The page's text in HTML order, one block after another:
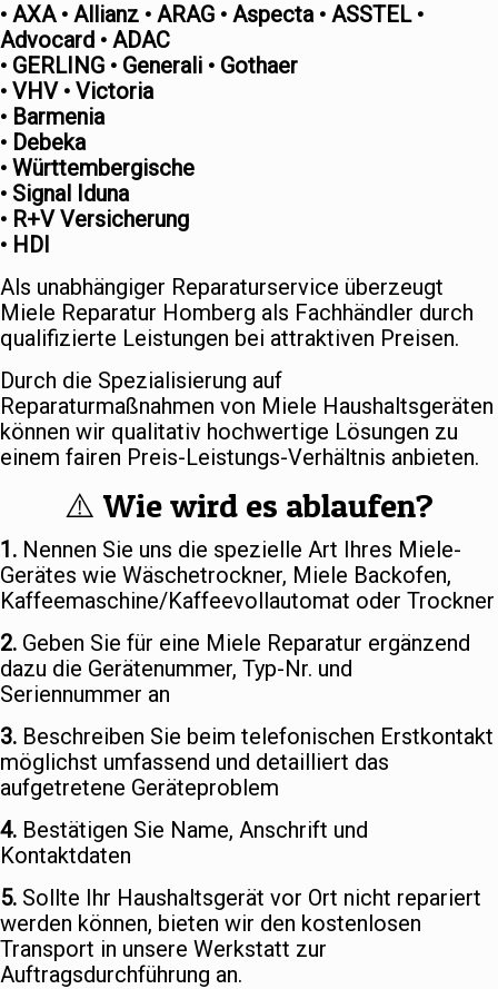
• AXA • Allianz • ARAG • Aspecta • ASSTEL •
Advocard • ADAC
• GERLING • Generali • Gothaer
• VHV • Victoria
• Barmenia
• Debeka
• Württembergische
• Signal Iduna
• R+V Versicherung
• HDI
Als unabhängiger Reparaturservice überzeugt
Miele Reparatur Homberg als Fachhändler durch
qualifizierte Leistungen bei attraktiven Preisen.
Durch die Spezialisierung auf
Reparaturmaßnahmen von Miele Haushaltsgeräten
können wir qualitativ hochwertige Lösungen zu
einem fairen Preis-Leistungs-Verhältnis anbieten.
⚠️ Wie wird es ablaufen?
1. Nennen Sie uns die spezielle Art Ihres Miele-
Gerätes wie Wäschetrockner, Miele Backofen,
Kaffeemaschine/Kaffeevollautomat oder Trockner
2. Geben Sie für eine Miele Reparatur ergänzend
dazu die Gerätenummer, Typ-Nr. und
Seriennummer an
3. Beschreiben Sie beim telefonischen Erstkontakt
möglichst umfassend und detailliert das
aufgetretene Geräteproblem
4. Bestätigen Sie Name, Anschrift und
Kontaktdaten
5. Sollte Ihr Haushaltsgerät vor Ort nicht repariert
werden können, bieten wir den kostenlosen
Transport in unsere Werkstatt zur
Auftragsdurchführung an.